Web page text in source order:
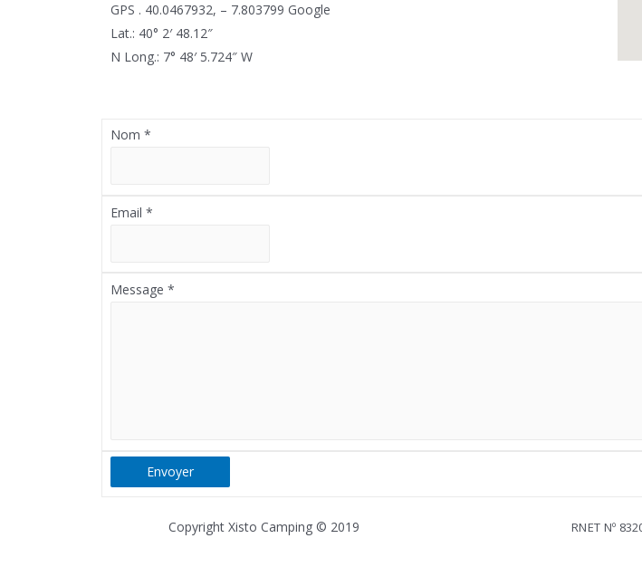
GPS . 40.0467932, – 7.803799 Google
Lat.: 40° 2′ 48.12″
N Long.: 7° 48′ 5.724″ W
Nom *
Email *
Message *
Envoyer
Copyright Xisto Camping © 2019 RNET Nº